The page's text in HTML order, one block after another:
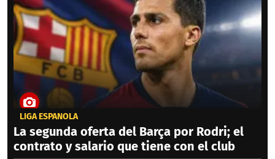
LIGA ESPAÑOLA
La segunda oferta del Barça por Rodri; el
contrato y salario que tiene con el club